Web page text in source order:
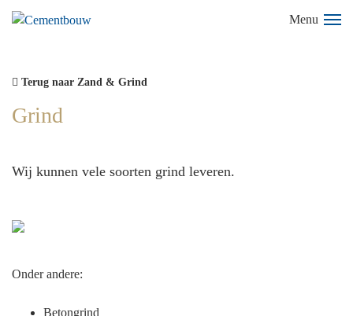
Menu
Terug naar Zand & Grind
Grind
Wij kunnen vele soorten grind leveren.
Onder andere:
Betongrind